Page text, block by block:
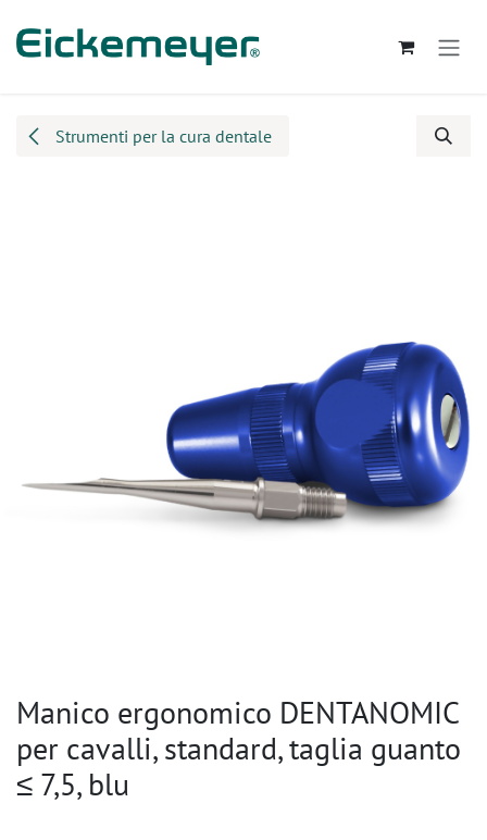
Strumenti per la cura dentale
Manico ergonomico DENTANOMIC
per cavalli, standard, taglia guanto
≤ 7,5, blu